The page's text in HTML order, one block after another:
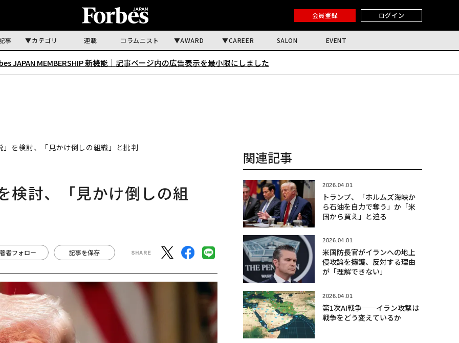
会員登録 ログイン
事 カテゴリ 連載 コラムニスト AWARD CAREER SALON EVENT
JAPAN MEMBERSHIP 新機能｜ 記事ページ内の広告表示を最小限にしました
」を検討、「見かけ倒しの組織」と批判
検討、「見かけ倒しの組
著者フォロー 記事を保存
関連記事
2026.04.01
トランプ、「ホルムズ海峡か
ら石油を自力で奪う」か「米
国から買え」と迫る
2026.04.01
米国防長官がイランへの地上
侵攻論を擁護、反対する理由
が「理解できない」
2026.04.01
第1次AI戦争──イラン攻撃は
戦争をどう変えているか